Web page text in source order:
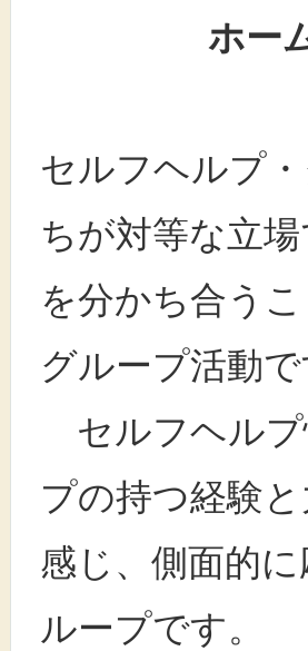
ホー
セルフヘルプ
ちが対等な立
を分かち合う
グループ活動
セルフヘルプ
プの持つ経験
感じ、側面的
ループです。